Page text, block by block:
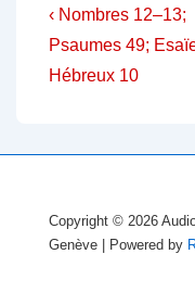
Navigation
de
l’article
Previous
Post
is
‹ Nombres 12–13;
Psaumes 49;
Hébreux 10
Copyright © 2026
Genève
| Powered by